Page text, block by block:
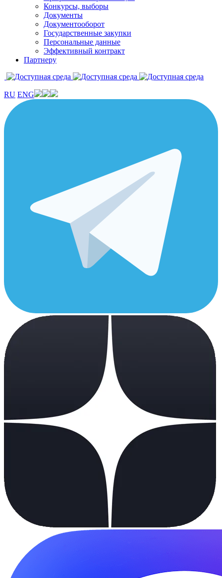
Конкурсы, выборы
Документы
Документооборот
Государственные закупки
Персональные данные
Эффективный контракт
Партнеру
RU ENG